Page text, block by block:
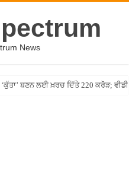
News
ਬਣਨ ਲਈ ਖ਼ਰਚ ਦਿੱਤੇ 220 ਕਰੋੜ;